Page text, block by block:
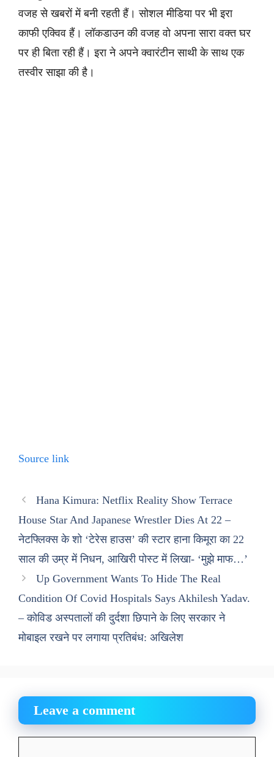
वजह से खबरों में बनी रहती हैं। सोशल मीडिया पर भी इरा
काफी एक्विव हैं। लॉकडाउन की वजह वो अपना सारा वक्त घर
पर ही बिता रही हैं। इरा ने अपने क्वारंटीन साथी के साथ एक
तस्वीर साझा की है।
Source link
Hana Kimura: Netflix Reality Show Terrace
House Star And Japanese Wrestler Dies At 22 –
नेटफ्लिक्स के शो ‘टेरेस हाउस’ की स्टार हाना किमूरा का 22
साल की उम्र में निधन, आखिरी पोस्ट में लिखा- ‘मुझे माफ…’
Up Government Wants To Hide The Real
Condition Of Covid Hospitals Says Akhilesh Yadav.
– कोविड अस्पतालों की दुर्दशा छिपाने के लिए सरकार ने
मोबाइल रखने पर लगाया प्रतिबंध: अखिलेश
Leave a comment